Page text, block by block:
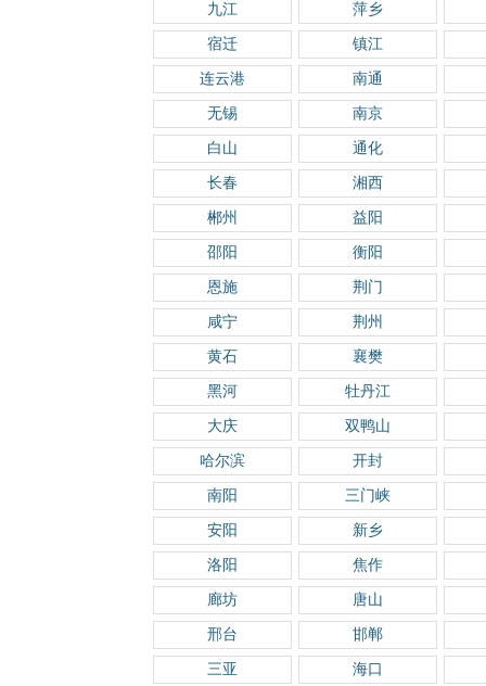
九江 萍乡
宿迁 镇江
连云港 南通
无锡 南京
白山 通化
长春 湘西
郴州 益阳
邵阳 衡阳
恩施 荆门
咸宁 荆州
黄石 襄樊
黑河 牡丹江
大庆 双鸭山
哈尔滨 开封
南阳 三门峡
安阳 新乡
洛阳 焦作
廊坊 唐山
邢台 邯郸
三亚 海口